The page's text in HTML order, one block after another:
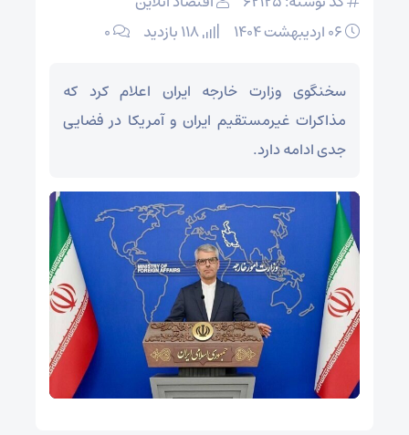
۰
سخنگوی وزارت خارجه ایران اعلام کرد که
مذاکرات غیرمستقیم ایران و آمریکا در فضایی
جدی ادامه دارد.